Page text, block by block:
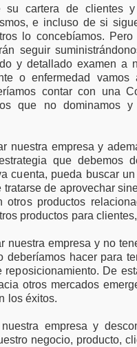
su cartera de clientes
e incluso de si
lo concebíamos.
seguir
y detallado examen a
o enfermedad vamos
contar con una
que no dominamos y
nuestra empresa y
que debemos
cuenta, pueda buscar
de aprovechar
productos
productos para
nuestra empresa y no
deberíamos hacer para
De
otros mercados
los éxitos.
empresa y
negocio, producto,